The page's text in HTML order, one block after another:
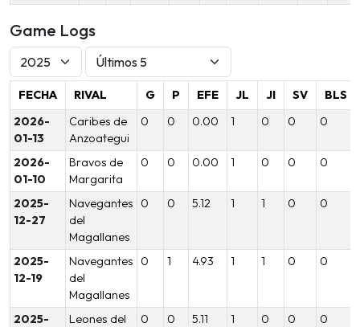
Game Logs
FECHA RIVAL G P EFE JL JI SV
BLS
2026-
01-13
Caribes de
Anzoategui
0 0 0.00 1 0 0 0
2026-
01-10
Bravos de
Margarita
0 0 0.00 1 0 0 0
2025-
12-27
Navegantes
del
Magallanes
0 0 5.12 1 1 0 0
2025-
12-19
Navegantes
del
Magallanes
0 1 4.93 1 1 0 0
2025-
Leones del
0 0 5.11 1 0 0 0